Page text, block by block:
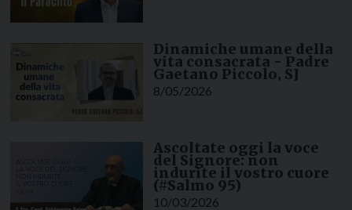
Dinamiche umane della
vita consacrata - Padre
Gaetano Piccolo, SJ
8/05/2026
Ascoltate oggi la voce
del Signore: non
indurite il vostro cuore
(#Salmo 95)
10/03/2026